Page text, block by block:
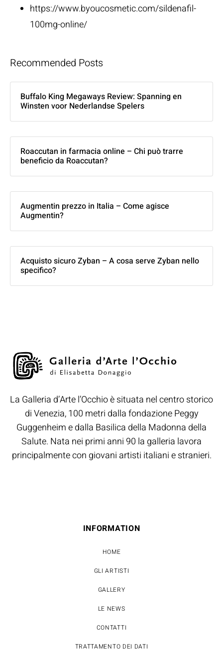
https://www.byoucosmetic.com/sildenafil-
100mg-online/
Recommended Posts
Buffalo King Megaways Review: Spanning en
Winsten voor Nederlandse Spelers
Roaccutan in farmacia online – Chi può trarre
beneficio da Roaccutan?
Augmentin prezzo in Italia – Come agisce
Augmentin?
Acquisto sicuro Zyban – A cosa serve Zyban nello
specifico?
La Galleria d’Arte l’Occhio è situata nel centro storico
di Venezia, 100 metri dalla fondazione Peggy
Guggenheim e dalla Basilica della Madonna della
Salute. Nata nei primi anni 90 la galleria lavora
principalmente con giovani artisti italiani e stranieri.
INFORMATION
HOME
GLI ARTISTI
GALLERY
LE NEWS
CONTATTI
TRATTAMENTO DEI DATI